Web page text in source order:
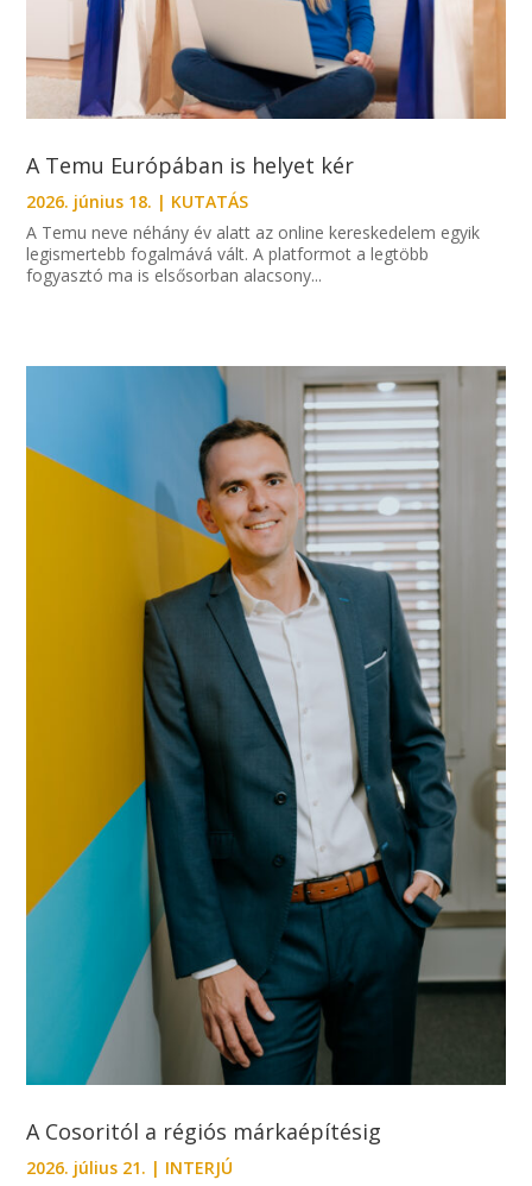
A Temu Európában is helyet kér
2026. június 18. | KUTATÁS
A Temu neve néhány év alatt az online kereskedelem egyik
legismertebb fogalmává vált. A platformot a legtöbb
fogyasztó ma is elsősorban alacsony...
A Cosoritól a régiós márkaépítésig
2026. július 21. | INTERJÚ